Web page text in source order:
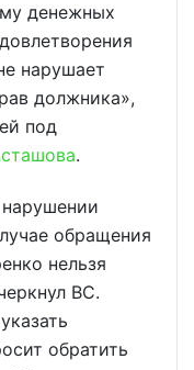
денежных
нарушает
должника»,
под
.
обращения
нельзя
ВС.
обратить